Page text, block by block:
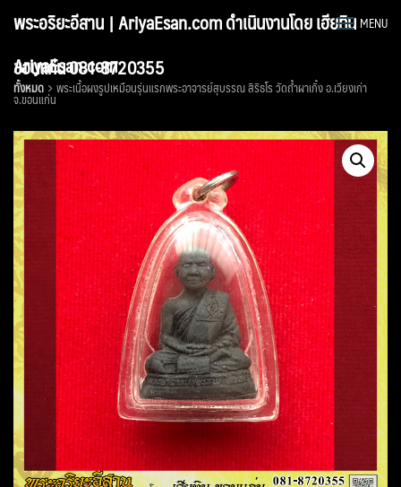
พระอริยะอีสาน | AriyaEsan.com ดำเนินงานโดย เฮียทิน
ขอนแก่น 081-8720355
MENU
AriyaEsan.com
ทั้งหมด พระเนื้อผงรูปเหมือนรุ่นแรกพระอาจารย์สุบรรณ สิริธโร วัดถ้ำผาเกิ้ง อ.เวียงเก่า
จ.ขอนแก่น